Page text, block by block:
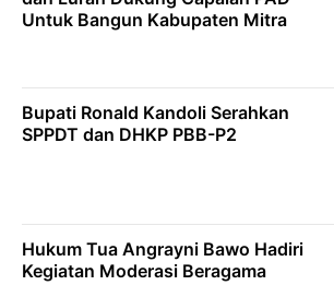
Untuk Bangun Kabupaten Mitra
Bupati Ronald Kandoli Serahkan
SPPDT dan DHKP PBB-P2
Hukum Tua Angrayni Bawo Hadiri
Kegiatan Moderasi Beragama